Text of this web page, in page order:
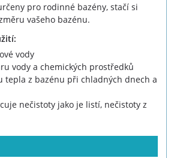
pro rodinné bazény, stačí si
vašeho bazénu.
vody
vody a chemických prostředků
tepla z bazénu při chladných dnech a
nečistoty jako je listí, nečistoty z